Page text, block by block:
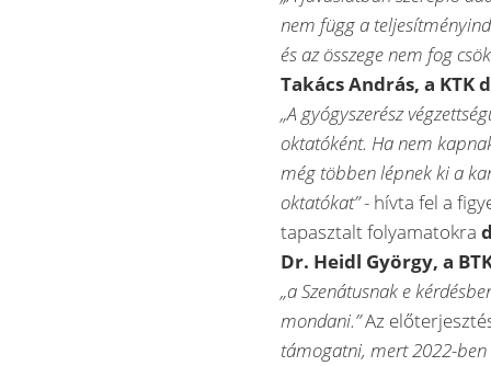
nem függ a
és az összege nem fog
Takács András, a KTK
„A gyógyszerész
oktatóként. Ha nem
még többen lépnek ki a
oktatókat”- hívta fel a
tapasztalt folyamatokra
Dr. Heidl György, a
„a Szenátusnak e
mondani.”Az
támogatni, mert 2022-